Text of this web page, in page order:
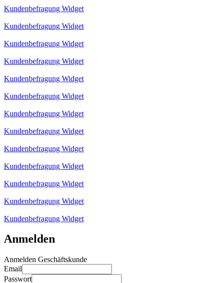
Kundenbefragung Widget
Kundenbefragung Widget
Kundenbefragung Widget
Kundenbefragung Widget
Kundenbefragung Widget
Kundenbefragung Widget
Kundenbefragung Widget
Kundenbefragung Widget
Kundenbefragung Widget
Kundenbefragung Widget
Kundenbefragung Widget
Kundenbefragung Widget
Kundenbefragung Widget
Anmelden
Anmelden Geschäftskunde
Email
Passwort